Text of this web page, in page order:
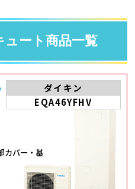
ート商品一覧
ダイキン
EQA46YFHV
カバー・基